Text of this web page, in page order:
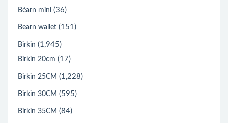
Béarn mini (36)
Bearn wallet (151)
Birkin (1,945)
Birkin 20cm (17)
Birkin 25CM (1,228)
Birkin 30CM (595)
Birkin 35CM (84)